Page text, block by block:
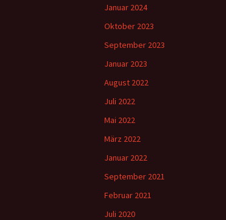
Januar 2024
Oktober 2023
September 2023
Januar 2023
August 2022
Juli 2022
Mai 2022
März 2022
Januar 2022
September 2021
Februar 2021
Juli 2020